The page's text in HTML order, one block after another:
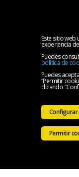
Este sitio web
experiencia
Puedes
política de
Puedes
“Permitir
clicando
Configurar
Permitir